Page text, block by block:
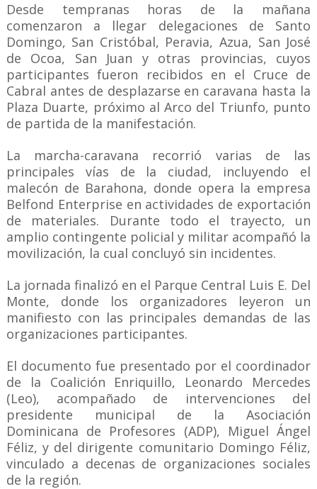
Desde tempranas horas de la mañana
comenzaron a llegar delegaciones de Santo
Domingo, San Cristóbal, Peravia, Azua, San José
de Ocoa, San Juan y otras provincias, cuyos
participantes fueron recibidos en el Cruce de
Cabral antes de desplazarse en caravana hasta la
Plaza Duarte, próximo al Arco del Triunfo, punto
de partida de la manifestación.
La marcha-caravana recorrió varias de las
principales vías de la ciudad, incluyendo el
malecón de Barahona, donde opera la empresa
Belfond Enterprise en actividades de exportación
de materiales. Durante todo el trayecto, un
amplio contingente policial y militar acompañó la
movilización, la cual concluyó sin incidentes.
La jornada finalizó en el Parque Central Luis E. Del
Monte, donde los organizadores leyeron un
manifiesto con las principales demandas de las
organizaciones participantes.
El documento fue presentado por el coordinador
de la Coalición Enriquillo, Leonardo Mercedes
(Leo), acompañado de intervenciones del
presidente municipal de la Asociación
Dominicana de Profesores (ADP), Miguel Ángel
Féliz, y del dirigente comunitario Domingo Féliz,
vinculado a decenas de organizaciones sociales
de la región.